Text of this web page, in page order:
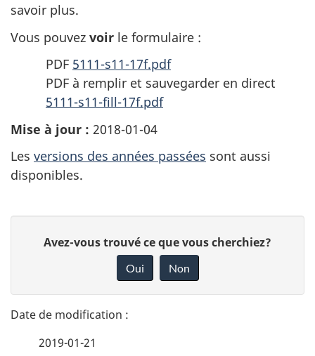
savoir plus.
Vous pouvez voir le formulaire :
PDF 5111-s11-17f.pdf
PDF à remplir et sauvegarder en direct
5111-s11-fill-17f.pdf
Mise à jour : 2018-01-04
Les versions des années passées sont aussi
disponibles.
t
a
n
Avez-vous trouvé ce que vous cherchiez?
Oui Non
2019-01-21